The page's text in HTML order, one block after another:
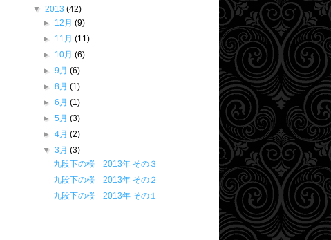
▼ 2013 (42)
► 12月(9)
► 11月(11)
► 10月(6)
►9月(6)
►8月(1)
►6月(1)
►5月(3)
►4月(2)
▼3月(3)
九段下の桜 2013年 その３
九段下の桜 2013年 その２
九段下の桜 2013年 その１